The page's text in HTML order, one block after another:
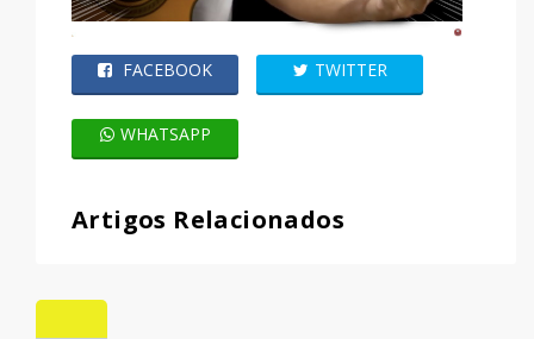
FACEBOOK TWITTER
WHATSAPP
Artigos Relacionados